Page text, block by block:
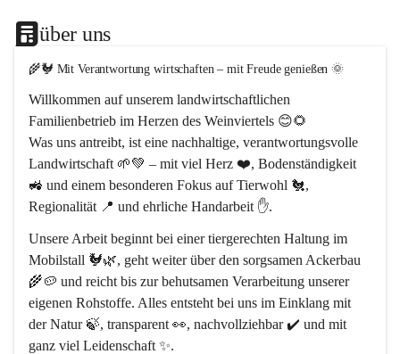
über uns
🌾🐓 Mit Verantwortung wirtschaften – mit Freude genießen 🌞
Willkommen auf unserem landwirtschaftlichen
Familienbetrieb im Herzen des Weinviertels 😊🌻
Was uns antreibt, ist eine nachhaltige, verantwortungsvolle
Landwirtschaft 🌱💚 – mit viel Herz ❤️, Bodenständigkeit
🚜 und einem besonderen Fokus auf Tierwohl 🐔,
Regionalität 📍 und ehrliche Handarbeit ✋.
Unsere Arbeit beginnt bei einer tiergerechten Haltung im
Mobilstall 🐓🌿, geht weiter über den sorgsamen Ackerbau
🌾🥔 und reicht bis zur behutsamen Verarbeitung unserer
eigenen Rohstoffe. Alles entsteht bei uns im Einklang mit
der Natur 🍃, transparent 👀, nachvollziehbar ✔️ und mit
ganz viel Leidenschaft ✨.